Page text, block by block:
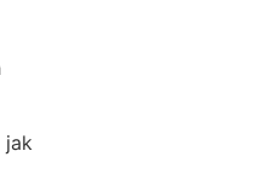
jak